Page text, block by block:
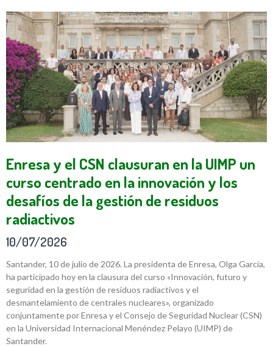
Enresa y el CSN clausuran en la UIMP un
curso centrado en la innovación y los
desafíos de la gestión de residuos
radiactivos
10/07/2026
Santander, 10 de julio de 2026. La presidenta de Enresa, Olga García,
ha participado hoy en la clausura del curso «Innovación, futuro y
seguridad en la gestión de residuos radiactivos y el
desmantelamiento de centrales nucleares», organizado
conjuntamente por Enresa y el Consejo de Seguridad Nuclear (CSN)
en la Universidad Internacional Menéndez Pelayo (UIMP) de
Santander.